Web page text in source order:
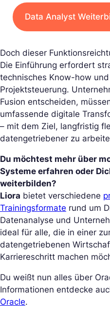
Data Analyst
Doch dieser
Die Einführung erfordert
technisches Know-how
Projektsteuerung.
Fusion entscheiden,
umfassende digitale
– mit dem Ziel, langfristig
datengetriebener zu
Du möchtest mehr über
Systeme erfahren oder
weiterbilden?
Liora bietet verschiedene
Trainingsformate rund um
Datenanalyse und
ideal für alle, die in einer
datengetriebenen
Karriereschritt machen
Du weißt nun alles über
Informationen entdecke
Oracle.